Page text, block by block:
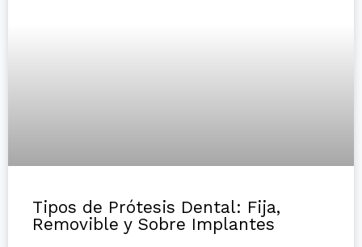
Tipos de Prótesis Dental: Fija,
Removible y Sobre Implantes